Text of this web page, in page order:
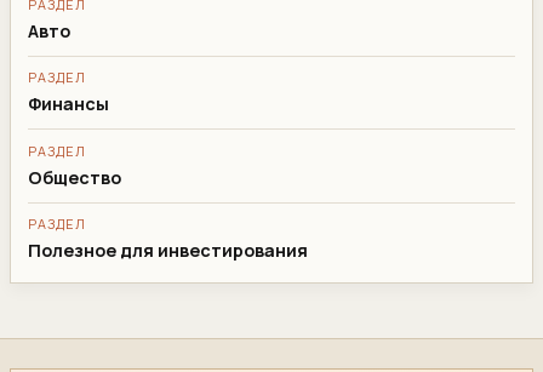
РАЗДЕЛ
Авто
РАЗДЕЛ
Финансы
РАЗДЕЛ
Общество
РАЗДЕЛ
Полезное для инвестирования